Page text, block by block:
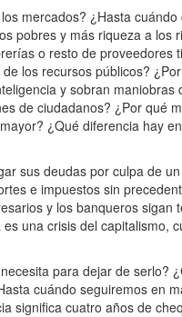
mercados? ¿Hasta
pobres y más riqueza a los
o resto de proveedores
los recursos públicos?
y sobran maniobras
de ciudadanos? ¿Por qué
¿Qué diferencia hay
sus deudas por culpa de
e impuestos sin
y los banqueros sigan
una crisis del capitalismo,
para dejar de serlo?
cuándo seguiremos en
significa cuatro años de